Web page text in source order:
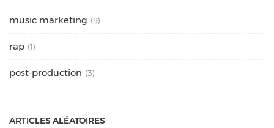
music marketing (9)
rap (1)
post-production (3)
ARTICLES ALÉATOIRES